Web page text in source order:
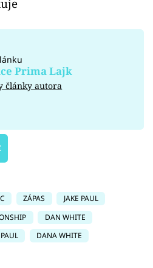
Prima Lajk
články autora
ZÁPAS
JAKE PAUL
DAN WHITE
DANA WHITE